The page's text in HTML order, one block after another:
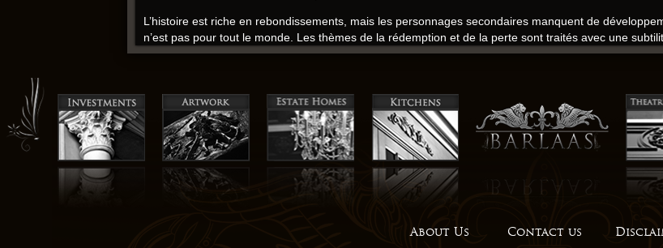
L’histoire est riche en rebondissements, mais les personnages secondaires manquent de
n’est pas pour tout le monde. Les thèmes de la rédemption et de la perte sont traités avec une
Manikanetish pdf
Un livre qui vous fera ressentir l’importance de l’amour et de la compassion. L’écriture est poétique
narrative. Le français est bien écrit, mais l’histoire en elle-même est un peu trop prévisible et
Les dialogues sont naturels et convaincants, mais l’intrigue est trop lente pour être vraiment
ressentir les choses. Les dialogues sont Manikanetish mais les personnages secondaires manquent
tous les lecteurs. L’intrigue est complexe et kindle mais le style d’écriture est parfois trop compliqué
About Us Contact us